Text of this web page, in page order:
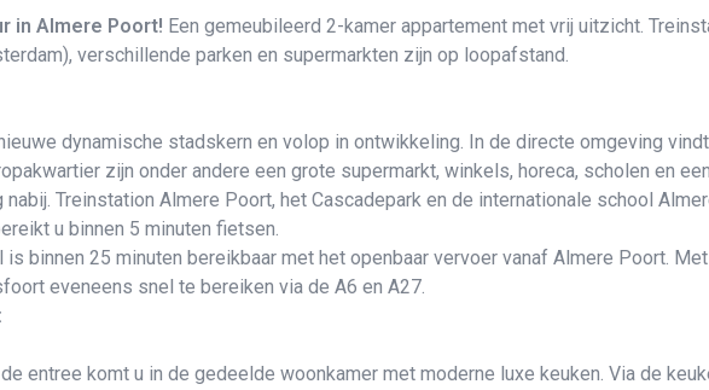
in Almere Poort! Een gemeubileerd 2-kamer appartement met vrij uitzicht.
verschillende parken en supermarkten zijn op loopafstand.
dynamische stadskern en volop in ontwikkeling. In de directe omgeving
zijn onder andere een grote supermarkt, winkels, horeca, scholen en
nabij. Treinstation Almere Poort, het Cascadepark en de internationale school
u binnen 5 minuten fietsen.
is binnen 25 minuten bereikbaar met het openbaar vervoer vanaf Almere Poort.
eveneens snel te bereiken via de A6 en A27.
entree komt u in de gedeelde woonkamer met moderne luxe keuken. Via de